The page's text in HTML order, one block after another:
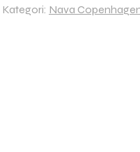
Kategori: Nava